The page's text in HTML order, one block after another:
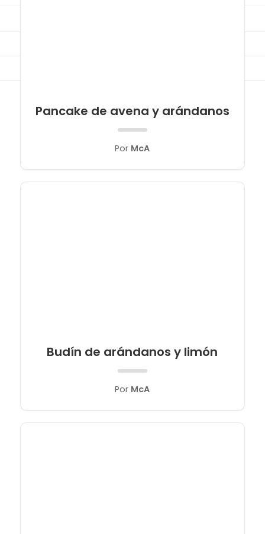
Pancake de avena y arándanos
Por McA
Budín de arándanos y limón
Por McA